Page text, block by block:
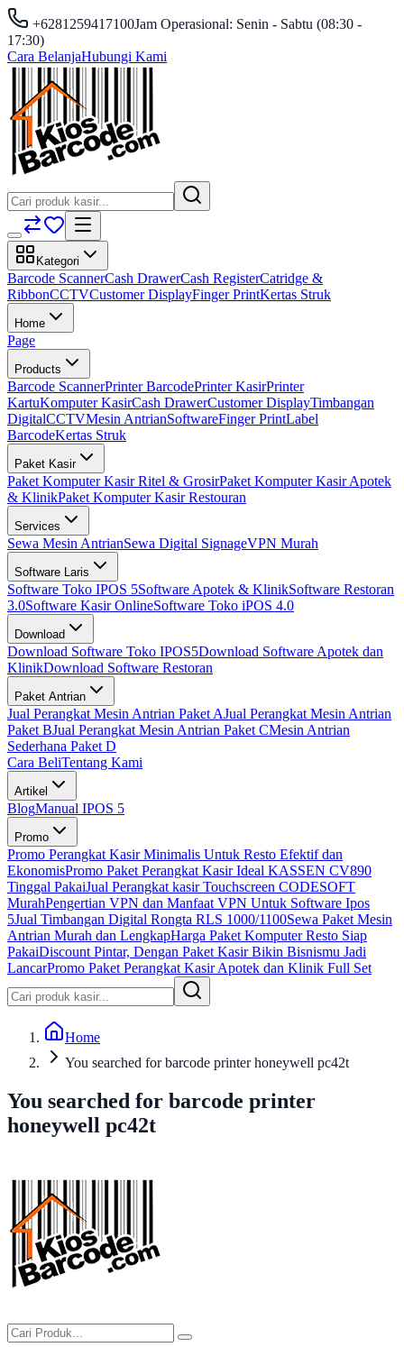
+6281259417100Jam Operasional: Senin - Sabtu (08:30 -
17:30)
Cara BelanjaHubungi Kami
Kategori
Barcode ScannerCash DrawerCash RegisterCatridge &
RibbonCCTVCustomer DisplayFinger PrintKertas Struk
Home
Page
Products
Barcode ScannerPrinter BarcodePrinter KasirPrinter
KartuKomputer KasirCash DrawerCustomer DisplayTimbangan
DigitalCCTVMesin AntrianSoftwareFinger PrintLabel
BarcodeKertas Struk
Paket Kasir
Paket Komputer Kasir Ritel & GrosirPaket Komputer Kasir Apotek
& KlinikPaket Komputer Kasir Restouran
Services
Sewa Mesin AntrianSewa Digital SignageVPN Murah
Software Laris
Software Toko IPOS 5Software Apotek & KlinikSoftware Restoran
3.0Software Kasir OnlineSoftware Toko iPOS 4.0
Download
Download Software Toko IPOS5Download Software Apotek dan
KlinikDownload Software Restoran
Paket Antrian
Jual Perangkat Mesin Antrian Paket AJual Perangkat Mesin Antrian
Paket BJual Perangkat Mesin Antrian Paket CMesin Antrian
Sederhana Paket D
Cara BeliTentang Kami
Artikel
BlogManual IPOS 5
Promo
Promo Perangkat Kasir Minimalis Untuk Resto Efektif dan
EkonomisPromo Paket Perangkat Kasir Ideal KASSEN CV890
Tinggal PakaiJual Perangkat kasir Touchscreen CODESOFT
MurahPengertian VPN dan Manfaat VPN Untuk Software Ipos
5Jual Timbangan Digital Rongta RLS 1000/1100Sewa Paket Mesin
Antrian Murah dan LengkapHarga Paket Komputer Resto Siap
PakaiDiscount Pintar, Dengan Paket Kasir Bikin Bisnismu Jadi
LancarPromo Paket Perangkat Kasir Apotek dan Klinik Full Set
Home
You searched for barcode printer honeywell pc42t
You searched for barcode printer
honeywell pc42t